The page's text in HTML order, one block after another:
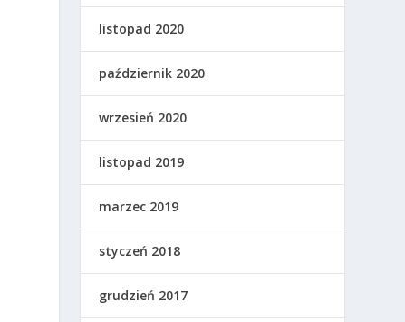
listopad 2020
październik 2020
wrzesień 2020
listopad 2019
marzec 2019
styczeń 2018
grudzień 2017